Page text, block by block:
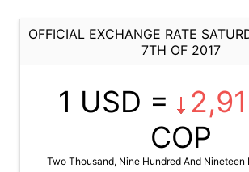
OFFICIAL EXCHANGE RATE
7TH OF 2017
1 USD =
COP
Two Thousand, Nine Hundred And Nineteen